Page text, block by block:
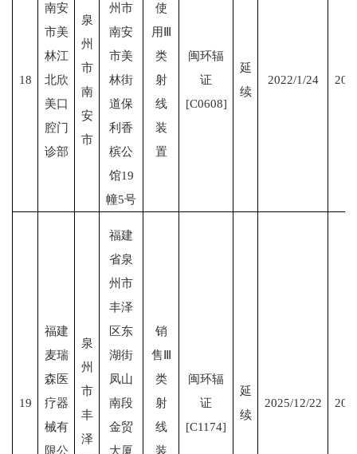
18
南安
市美
林江
北欣
美口
腔门
诊部
泉
州
市
南
安
市
州市
南安
市美
林街
道保
利香
槟公
馆19
幢5号
使
用Ⅲ
类
射
线
装
置
闽环辐
证
[C0608]
延
续
2022/1/24
19
福建
麦瑞
森医
疗器
械有
限公
泉
州
市
丰
泽
福建
省泉
州市
丰泽
区东
湖街
凤山
南段
金贸
大厦
销
售Ⅲ
类
射
线
装
闽环辐
证
[C1174]
延
续
2025/12/22